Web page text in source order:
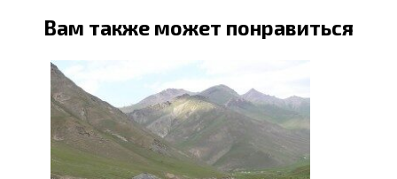
Вам также может понравиться